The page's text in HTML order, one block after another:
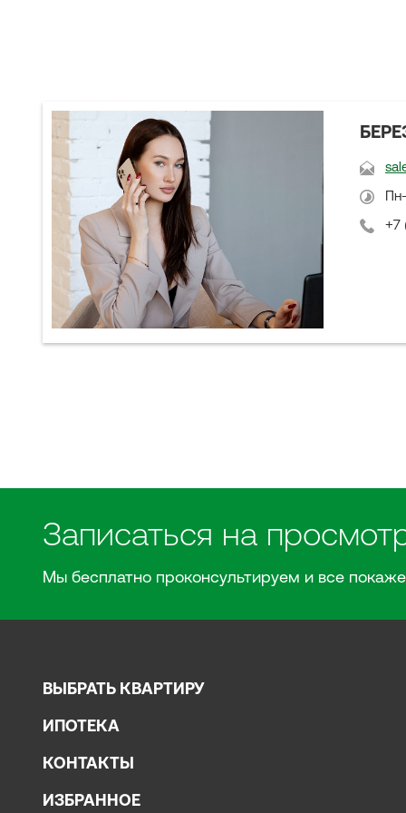
+7
Записаться на
Мы бесплатно проконсультируем и все
ВЫБРАТЬ КВАРТИРУ
ИПОТЕКА
КОНТАКТЫ
ИЗБРАННОЕ